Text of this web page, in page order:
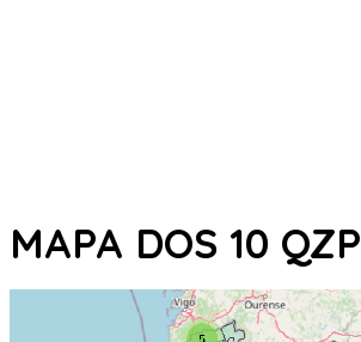
MAPA DOS 10 QZP